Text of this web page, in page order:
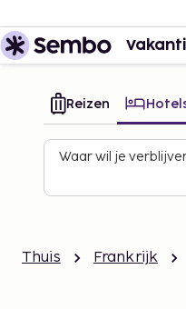
Reizen
Waar wil je
Thuis Frankrijk